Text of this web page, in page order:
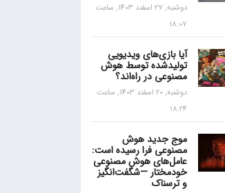
دوشنبه, 27 اسفند 1403, ساعت
18:07
آیا بازی‌های ویدیویی
تولیدشده توسط هوش
مصنوعی در راه‌اند؟
دوشنبه, 20 اسفند 1403, ساعت
18:24
موج جدید هوش
مصنوعی فرا رسیده است:
عامل‌های هوش مصنوعی
خودمختار —شگفت‌انگیز
و ترسناک